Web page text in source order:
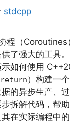
stdcpp
程（Coroutines
了强大的工具
如何使用
）构建一
的异步生产、
拆解代码，帮
在实际编程中的